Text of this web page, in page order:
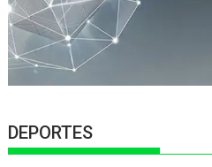
DEPORTES